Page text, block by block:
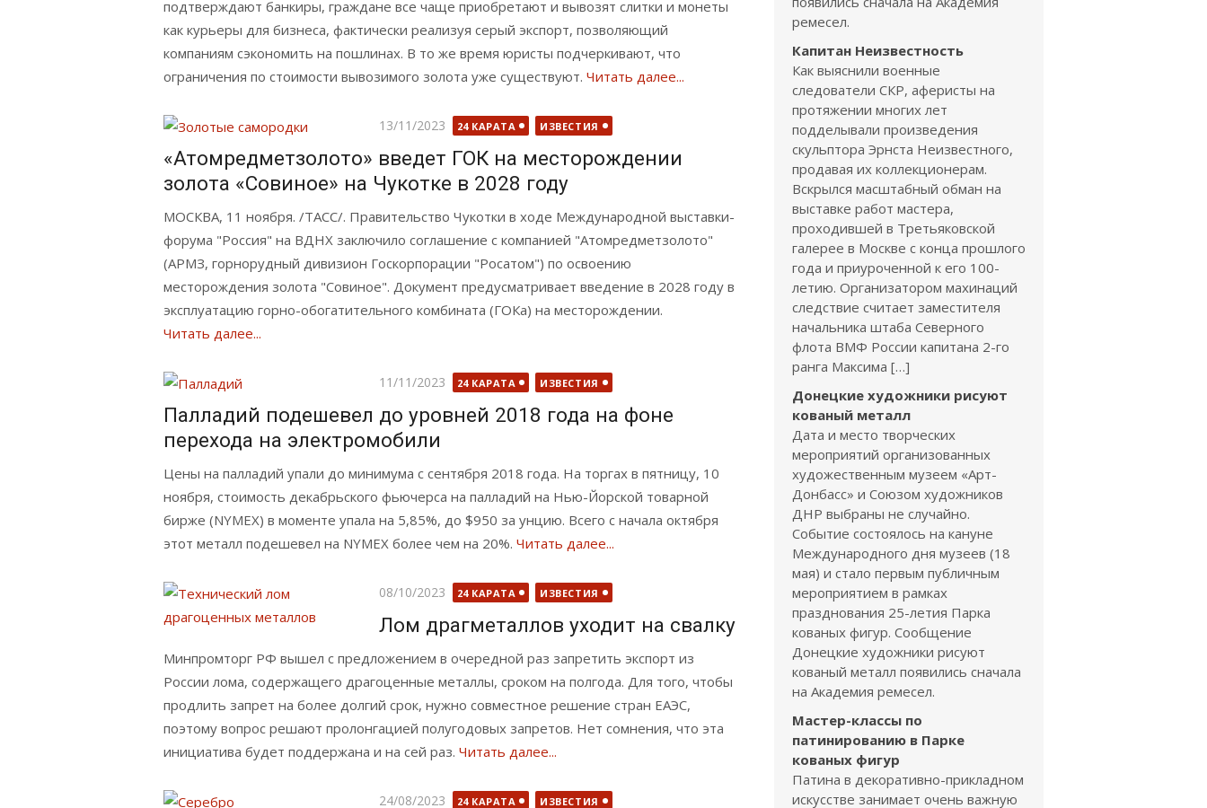
подтверждают банкиры, граждане все чаще приобретают и вывозят слитки и монеты
как курьеры для бизнеса, фактически реализуя серый экспорт, позволяющий
компаниям сэкономить на пошлинах. В то же время юристы подчеркивают, что
ограничения по стоимости вывозимого золота уже существуют. Читать далее...
Опубликовано
13/11/2023 24 КАРАТА ИЗВЕСТИЯ
«Атомредметзолото» введет ГОК на месторождении
золота «Совиное» на Чукотке в 2028 году
МОСКВА, 11 ноября. /ТАСС/. Правительство Чукотки в ходе Международной выставки-
форума "Россия" на ВДНХ заключило соглашение с компанией "Атомредметзолото"
(АРМЗ, горнорудный дивизион Госкорпорации "Росатом") по освоению
месторождения золота "Совиное". Документ предусматривает введение в 2028 году в
эксплуатацию горно-обогатительного комбината (ГОКа) на месторождении.
Читать далее...
Опубликовано
11/11/2023 24 КАРАТА ИЗВЕСТИЯ
Палладий подешевел до уровней 2018 года на фоне
перехода на электромобили
Цены на палладий упали до минимума с сентября 2018 года. На торгах в пятницу, 10
ноября, стоимость декабрьского фьючерса на палладий на Нью-Йорской товарной
бирже (NYMEX) в моменте упала на 5,85%, до $950 за унцию. Всего с начала октября
этот металл подешевел на NYMEX более чем на 20%. Читать далее...
Опубликовано
08/10/2023 24 КАРАТА ИЗВЕСТИЯ
Лом драгметаллов уходит на свалку
Минпромторг РФ вышел с предложением в очередной раз запретить экспорт из
России лома, содержащего драгоценные металлы, сроком на полгода. Для того, чтобы
продлить запрет на более долгий срок, нужно совместное решение стран ЕАЭС,
поэтому вопрос решают пролонгацией полугодовых запретов. Нет сомнения, что эта
инициатива будет поддержана и на сей раз. Читать далее...
Опубликовано
24/08/2023 24 КАРАТА ИЗВЕСТИЯ
ремесел.
Капитан Неизвестность
Как выяснили военные
следователи СКР, аферисты на
протяжении многих лет
подделывали произведения
скульптора Эрнста Неизвестного,
продавая их коллекционерам.
Вскрылся масштабный обман на
выставке работ мастера,
проходившей в Третьяковской
галерее в Москве с конца прошлого
года и приуроченной к его 100-
летию. Организатором махинаций
следствие считает заместителя
начальника штаба Северного
флота ВМФ России капитана 2-го
ранга Максима […]
Донецкие художники рисуют
кованый металл
Дата и место творческих
мероприятий организованных
художественным музеем «Арт-
Донбасс» и Союзом художников
ДНР выбраны не случайно.
Событие состоялось на кануне
Международного дня музеев (18
мая) и стало первым публичным
мероприятием в рамках
празднования 25-летия Парка
кованых фигур. Сообщение
Донецкие художники рисуют
кованый металл появились сначала
на Академия ремесел.
Мастер-классы по
патинированию в Парке
кованых фигур
Патина в декоративно-прикладном
искусстве занимает очень важную